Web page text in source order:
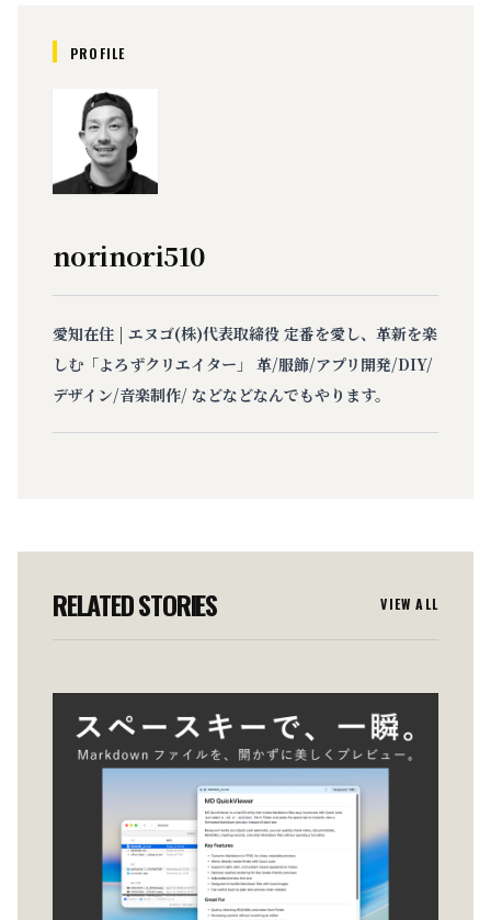
PROFILE
norinori510
愛知在住 | エヌゴ(株)代表取締役 定番を愛し、革新を楽
しむ「よろずクリエイター」 革/服飾/アプリ開発/DIY/
デザイン/音楽制作/ などなどなんでもやります。
RELATED STORIES VIEW ALL